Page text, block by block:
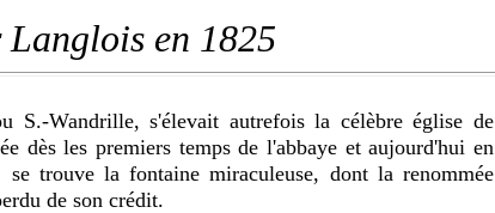
en 1825
S.-Wandrille, s'élevait autrefois la célèbre église de
dès les premiers temps de l'abbaye et aujourd'hui en
se trouve lafontainemiraculeuse, dont la renommée
de son crédit.